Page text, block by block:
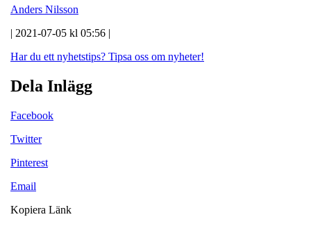
Anders Nilsson
| 2021-07-05 kl 05:56 |
Har du ett nyhetstips? Tipsa oss om nyheter!
Dela Inlägg
Facebook
Twitter
Pinterest
Email
Kopiera Länk